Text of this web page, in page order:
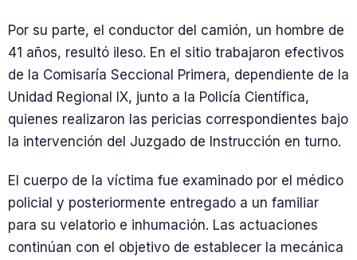
Por su parte, el conductor del camión, un hombre de
41 años, resultó ileso. En el sitio trabajaron efectivos
de la Comisaría Seccional Primera, dependiente de la
Unidad Regional IX, junto a la Policía Científica,
quienes realizaron las pericias correspondientes bajo
la intervención del Juzgado de Instrucción en turno.
El cuerpo de la víctima fue examinado por el médico
policial y posteriormente entregado a un familiar
para su velatorio e inhumación. Las actuaciones
continúan con el objetivo de establecer la mecánica